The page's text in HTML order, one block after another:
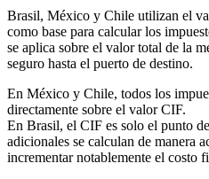
Brasil, México y Chile utilizan el
como base para calcular los
se aplica sobre el valor total de la
seguro hasta el puerto de destino.
En México y Chile, todos los
directamente sobre el valor CIF.
En Brasil, el CIF es solo el punto
adicionales se calculan de manera
incrementar notablemente el costo